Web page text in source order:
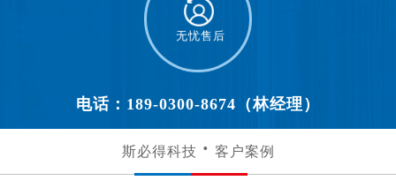
无忧售后
电话：189-0300-8674（林经理）
斯必得科技 客户案例